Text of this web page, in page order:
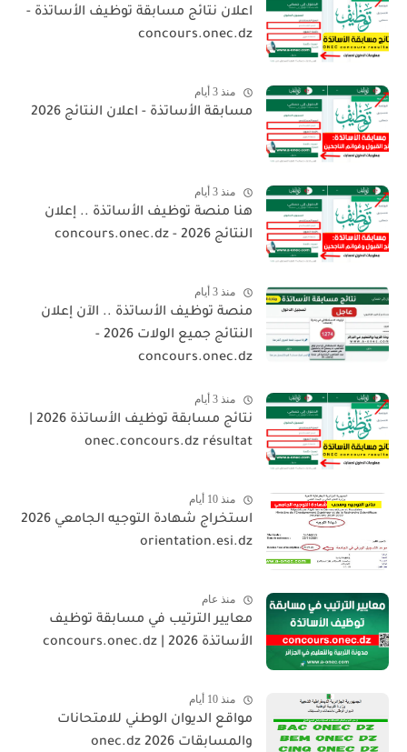
اعلان نتائج مسابقة توظيف الأساتذة -
concours.onec.dz
منذ 3 أيام
مسابقة الأساتذة - اعلان النتائج 2026
منذ 3 أيام
هنا منصة توظيف الأساتذة .. إعلان
النتائج 2026 - concours.onec.dz
منذ 3 أيام
منصة توظيف الأساتذة .. الآن إعلان
النتائج جميع الولات 2026 -
concours.onec.dz
منذ 3 أيام
نتائج مسابقة توظيف الأساتذة 2026 |
onec.concours.dz résultat
منذ 10 أيام
استخراج شهادة التوجيه الجامعي 2026
orientation.esi.dz
منذ عام
معايير الترتيب في مسابقة توظيف
الأساتذة 2026 | concours.onec.dz
منذ 10 أيام
مواقع الديوان الوطني للامتحانات
والمسابقات 2026 onec.dz